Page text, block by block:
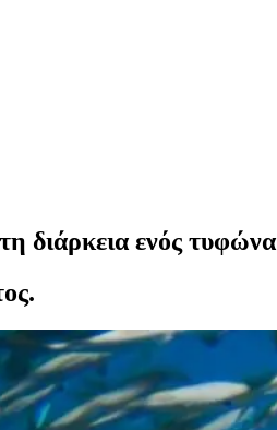
διάρκεια ενός τυφώνα